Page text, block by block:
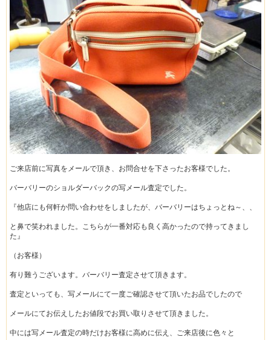
ご来店前に写真をメールで頂き、お問合せを下さったお客様でした。
バーバリーのショルダーバックの写メール査定でした。
『他店にも何軒か問い合わせをしましたが、バーバリーはちょっとね～、、
と鼻で笑われました。こちらが一番対応も良く高かったので持ってきまし
た』
（お客様）
有り難うございます。バーバリー査定させて頂きます。
査定といっても、写メールにて一度ご確認させて頂いたお品でしたので
メールにてお伝えしたお値段でお買い取りさせて頂きました。
中には写メール査定の時だけお客様に高めに伝え、ご来店後に色々と